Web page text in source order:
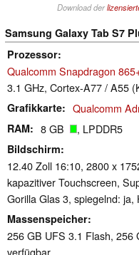
Download der
Samsung Galaxy Tab S7
Prozessor
Qualcomm Snapdragon
3.1 GHz, Cortex-A77 / A55
Grafikkarte Qualcomm
RAM 8 GB , LPDDR5
Bildschirm
12.40 Zoll 16:10, 2800 x
kapazitiver Touchscreen,
Gorilla Glas 3, spiegelnd: ja,
Massenspeicher
256 GB UFS 3.1 Flash, 256
verfügbar